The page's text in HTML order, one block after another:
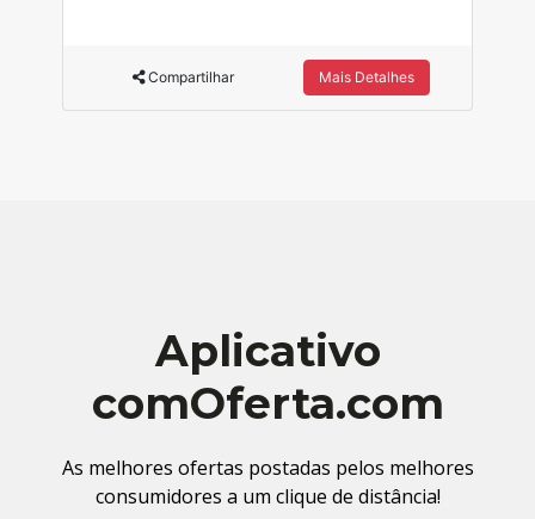
Compartilhar Mais Detalhes
Aplicativo
comOferta.com
As melhores ofertas postadas pelos melhores
consumidores a um clique de distância!